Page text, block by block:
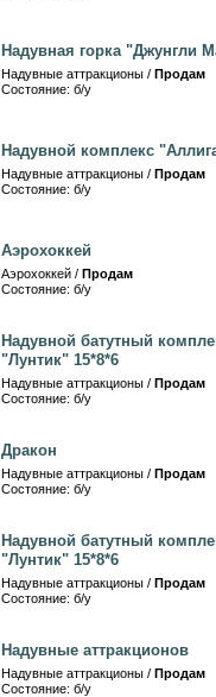
Надувная горка "Джунгли
Надувные аттракционы / Продам
Состояние: б/у
Надувной комплекс
Надувные аттракционы / Продам
Состояние: б/у
Аэрохоккей
Аэрохоккей / Продам
Состояние: б/у
Надувной батутный
"Лунтик" 15*8*6
Надувные аттракционы / Продам
Состояние: б/у
Дракон
Надувные аттракционы / Продам
Состояние: б/у
Надувной батутный
"Лунтик" 15*8*6
Надувные аттракционы / Продам
Состояние: б/у
Надувные аттракционов
Надувные аттракционы / Продам
Состояние: б/у